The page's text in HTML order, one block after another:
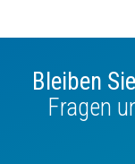
Bleiben
Fragen